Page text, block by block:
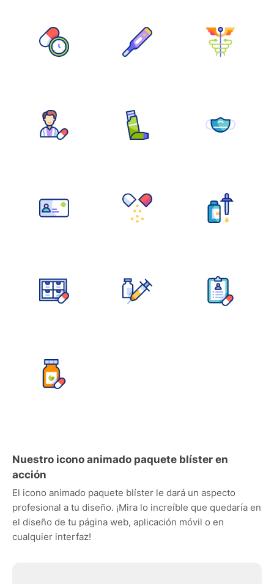
Nuestro icono animado paquete blíster en
acción
El icono animado paquete blíster le dará un aspecto
profesional a tu diseño. ¡Mira lo increíble que quedaría en
el diseño de tu página web, aplicación móvil o en
cualquier interfaz!